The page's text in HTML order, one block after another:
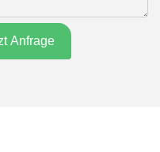
Anfrage